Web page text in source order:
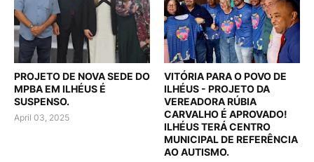
PROJETO DE NOVA SEDE DO
MPBA EM ILHÉUS É
SUSPENSO.
April 03, 2025
VITÓRIA PARA O POVO DE
ILHÉUS - PROJETO DA
VEREADORA RÚBIA
CARVALHO É APROVADO!
ILHÉUS TERÁ CENTRO
MUNICIPAL DE REFERÊNCIA
AO AUTISMO.